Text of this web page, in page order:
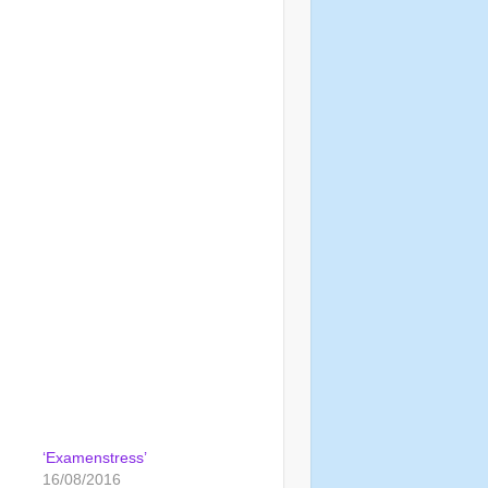
‘Examenstress’
16/08/2016